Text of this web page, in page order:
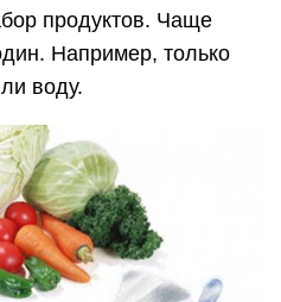
продуктов. Чаще
Например, только
воду.